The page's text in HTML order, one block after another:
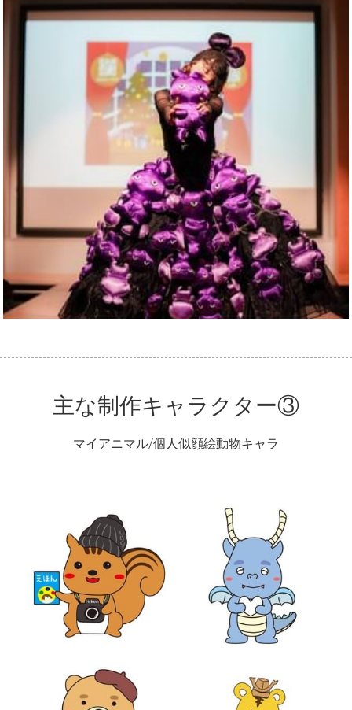
主な制作キャラクター③
マイアニマル/個人似顔絵動物キャラ